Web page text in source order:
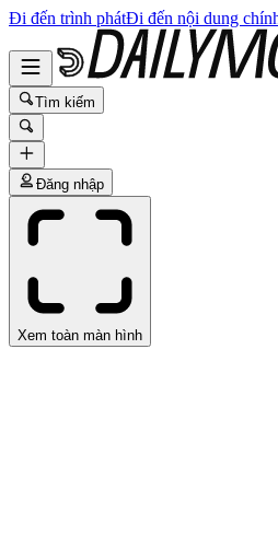
Đi đến trình phátĐi đến nội dung
Tìm kiếm
Đăng nhập
Xem toàn màn hình